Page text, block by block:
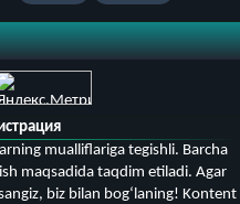
mualliflariga tegishli. Barcha
maqsadida taqdim etiladi. Agar
biz bilan bog‘laning! Kontent